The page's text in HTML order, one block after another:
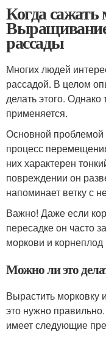
Когда сажать
рассады
Многих людей
рассадой. В целом
делать этого.
применяется.
Основной проблемой
процесс
них характерен
повреждении он
напоминает ветку с
Важно! Даже если
пересадке он часто
моркови и
Можно ли это
Вырастить морковку
это нужно
имеет следующие